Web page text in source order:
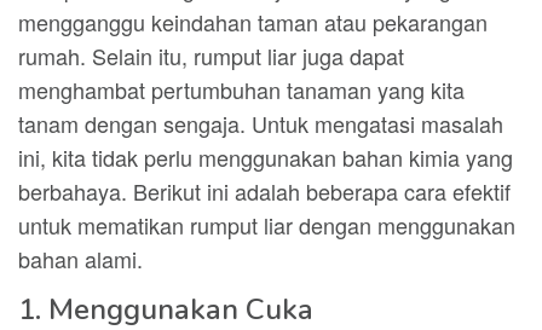
mengganggu keindahan taman atau pekarangan
rumah. Selain itu, rumput liar juga dapat
menghambat pertumbuhan tanaman yang kita
tanam dengan sengaja. Untuk mengatasi masalah
ini, kita tidak perlu menggunakan bahan kimia yang
berbahaya. Berikut ini adalah beberapa cara efektif
untuk mematikan rumput liar dengan menggunakan
bahan alami.
1. Menggunakan Cuka